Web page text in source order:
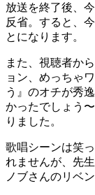
放送を終了後、
反省。すると、
とになります。
また、視聴者か
ョン、めっちゃ
う』のオチが秀
かったでしょう
りました。
歌唱シーンは笑
れませんが、先
ノブさんのリベ